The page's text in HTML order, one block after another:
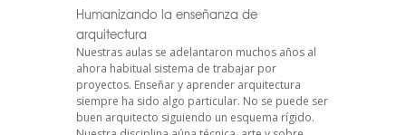
Humanizando la enseñanza de
arquitectura
Nuestras aulas se adelantaron muchos años al
ahora habitual sistema de trabajar por
proyectos. Enseñar y aprender arquitectura
siempre ha sido algo particular. No se puede ser
buen arquitecto siguiendo un esquema rígido.